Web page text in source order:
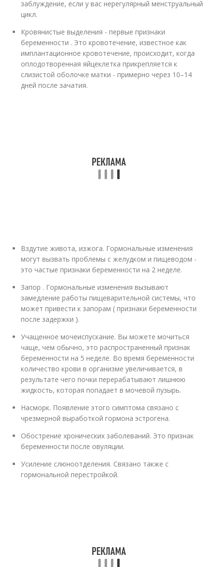
заблуждение, если у вас нерегулярный менструальный
цикл.
Кровянистые выделения - первые признаки
беременности . Это кровотечение, известное как
имплантационное кровотечение, происходит, когда
оплодотворенная яйцеклетка прикрепляется к
слизистой оболочке матки - примерно через 10–14
дней после зачатия.
Вздутие живота, изжога. Гормональные изменения
могут вызвать проблемы с желудком и пищеводом -
это частые признаки беременности на 2 неделе.
Запор . Гормональные изменения вызывают
замедление работы пищеварительной системы, что
может привести к запорам ( признаки беременности
после задержки ).
Учащенное мочеиспускание. Вы можете мочиться
чаще, чем обычно, это распространенный признак
беременности на 5 неделе. Во время беременности
количество крови в организме увеличивается, в
результате чего почки перерабатывают лишнюю
жидкость, которая попадает в мочевой пузырь.
Насморк. Появление этого симптома связано с
чрезмерной выработкой гормона эстрогена.
Обострение хронических заболеваний. Это признак
беременности после овуляции.
Усиление слюноотделения. Связано также с
гормональной перестройкой.